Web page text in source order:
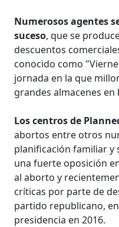
Numerosos agentes
suceso, que se
descuentos
conocido como
jornada en la que
grandes almacenes en
Los centros de
abortos entre otros
planificación familiar y
una fuerte oposición
al aborto y
críticas por parte de
partido republicano,
presidencia en 2016.